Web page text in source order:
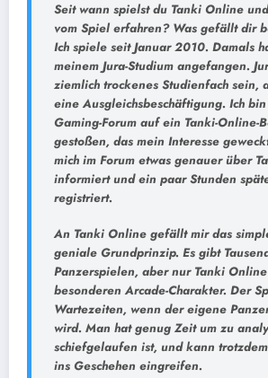
Seit wann spielst du Tanki Online
vom Spiel erfahren? Was gefällt dir
Ich spiele seit Januar 2010. Damals
meinem Jura-Studium angefangen.
ziemlich trockenes Studienfach sein,
eine Ausgleichsbeschäftigung. Ich
Gaming-Forum auf ein Tanki-Online-
gestoßen, das mein Interesse
mich im Forum etwas genauer über
informiert und ein paar Stunden
registriert.
An Tanki Online gefällt mir das
geniale Grundprinzip. Es gibt
Panzerspielen, aber nur Tanki
besonderen Arcade-Charakter. Der
Wartezeiten, wenn der eigene
wird. Man hat genug Zeit um zu
schiefgelaufen ist, und kann
ins Geschehen eingreifen.